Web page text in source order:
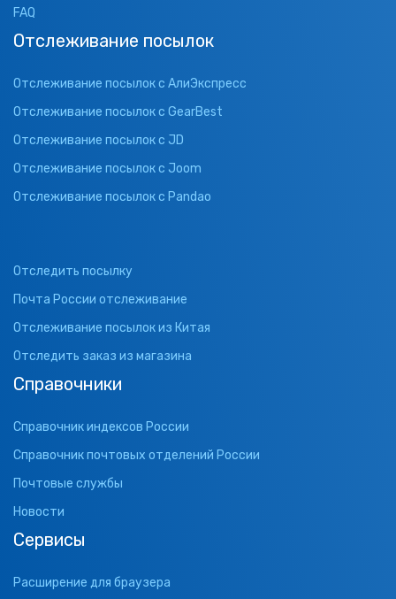
FAQ
Отслеживание посылок
Отслеживание посылок с АлиЭкспресс
Отслеживание посылок с GearBest
Отслеживание посылок с JD
Отслеживание посылок с Joom
Отслеживание посылок с Pandao
Отследить посылку
Почта России отслеживание
Отслеживание посылок из Китая
Отследить заказ из магазина
Справочники
Справочник индексов России
Справочник почтовых отделений России
Почтовые службы
Новости
Сервисы
Расширение для браузера